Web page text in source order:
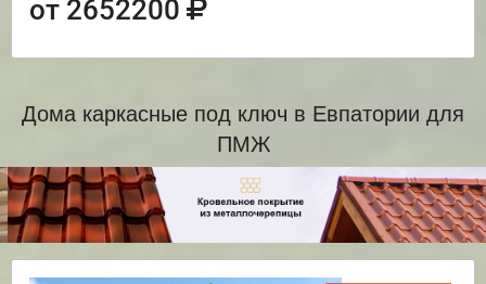
от 2652200
Дома каркасные под ключ в Евпатории для
ПМЖ